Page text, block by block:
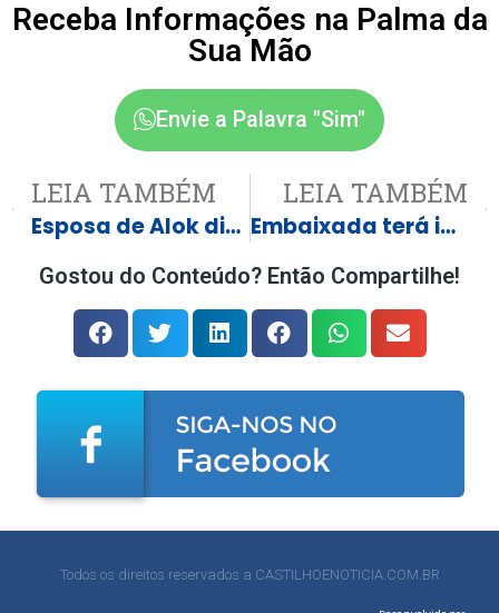
Receba Informações na Palma da
Sua Mão
Envie a Palavra "Sim"
LEIA TAMBÉM
Esposa de Alok diz que “não abre mão” de babás em viagens da família
LEIA TAMBÉM
Embaixada terá imóvel penhorado para pagar trabalhador 36 anos sem CLT
Gostou do Conteúdo? Então Compartilhe!
Todos os direitos reservados a CASTILHOENOTICIA.COM.BR